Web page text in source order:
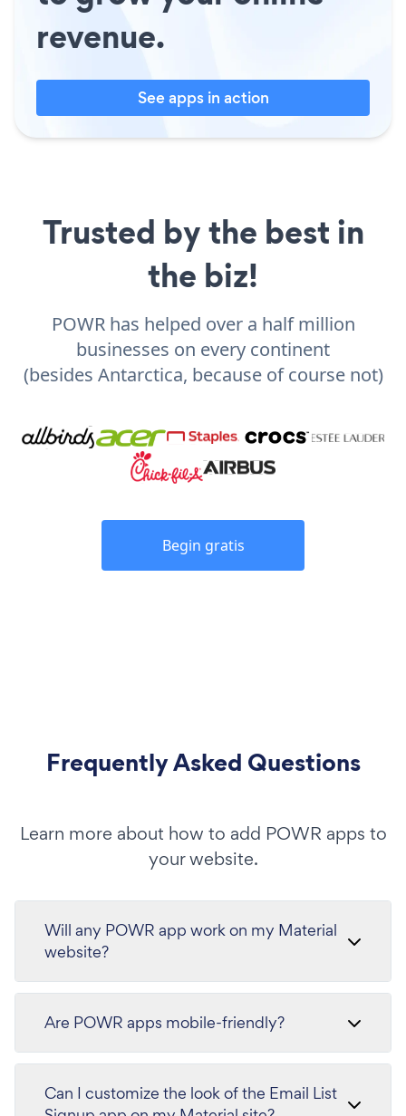
revenue.
See apps in action
Trusted by the best in
the biz!
POWR has helped over a half million
businesses on every continent
(besides Antarctica, because of course not)
Begin gratis
Frequently Asked Questions
Learn more about how to add POWR apps to
your website.
Will any POWR app work on my Material
website?
Are POWR apps mobile-friendly?
Can I customize the look of the Email List